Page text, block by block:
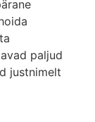
paljud
justnimelt